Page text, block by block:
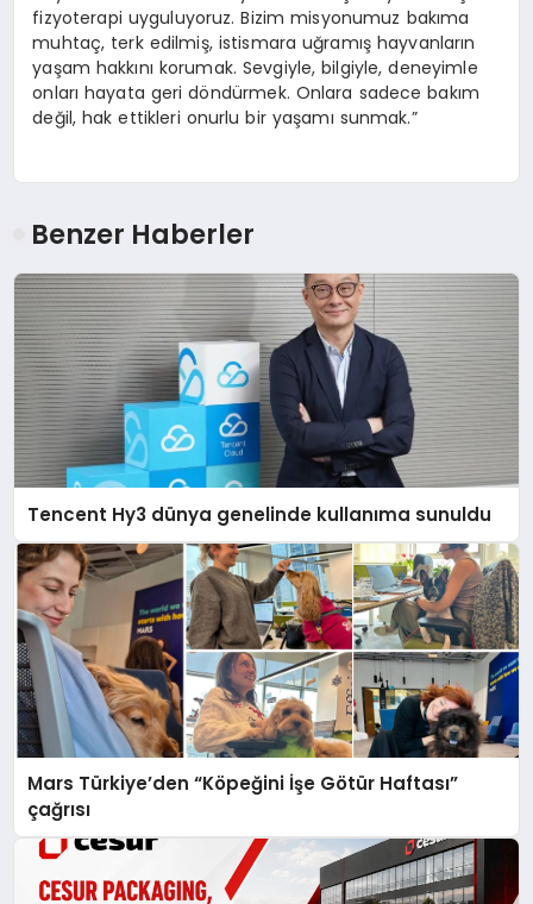
fizyoterapi uyguluyoruz. Bizim misyonumuz bakıma
muhtaç, terk edilmiş, istismara uğramış hayvanların
yaşam hakkını korumak. Sevgiyle, bilgiyle, deneyimle
onları hayata geri döndürmek. Onlara sadece bakım
değil, hak ettikleri onurlu bir yaşamı sunmak.”
Benzer Haberler
Tencent Hy3 dünya genelinde kullanıma sunuldu
Mars Türkiye’den “Köpeğini İşe Götür Haftası”
çağrısı